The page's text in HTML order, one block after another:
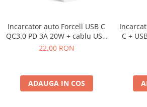
ACUMULATORI SAMSUNG
COMPATIBIL
ACUMULATORI SAMSUNG SERVICE
Acumulatori Pentru VIVO
ACUMULATORI VIVO COMPATIBILI
Incarcator auto Forcell USB C
QC3.0 PD 3A 20W + cablu USB
C la USB C - Negru
22,00 RON
ADAUGA IN COS
C +